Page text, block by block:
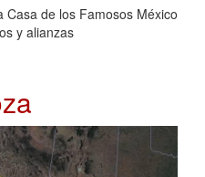
de los Famosos México
y alianzas